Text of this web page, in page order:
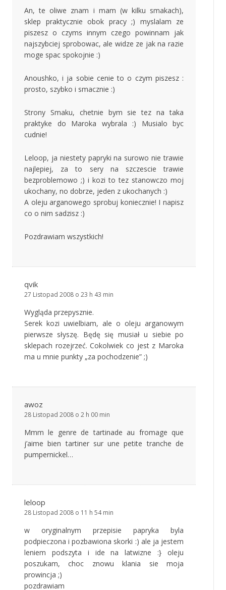
An, te oliwe znam i mam (w kilku smakach),
sklep praktycznie obok pracy ;) myslalam ze
piszesz o czyms innym czego powinnam jak
najszybciej sprobowac, ale widze ze jak na razie
moge spac spokojnie :)
Anoushko, i ja sobie cenie to o czym piszesz :
prosto, szybko i smacznie :)
Strony Smaku, chetnie bym sie tez na taka
praktyke do Maroka wybrala :) Musialo byc
cudnie!
Leloop, ja niestety papryki na surowo nie trawie
najlepiej, za to sery na szczescie trawie
bezproblemowo ;) i kozi to tez stanowczo moj
ukochany, no dobrze, jeden z ukochanych :)
A oleju arganowego sprobuj koniecznie! I napisz
co o nim sadzisz :)
Pozdrawiam wszystkich!
qvik
27 Listopad 2008 o 23 h 43 min
Wygląda przepysznie.
Serek kozi uwielbiam, ale o oleju arganowym
pierwsze słyszę. Będę się musiał u siebie po
sklepach rozejrzeć. Cokolwiek co jest z Maroka
ma u mnie punkty „za pochodzenie” ;)
awoz
28 Listopad 2008 o 2 h 00 min
Mmm le genre de tartinade au fromage que
j’aime bien tartiner sur une petite tranche de
pumpernickel…
leloop
28 Listopad 2008 o 11 h 54 min
w oryginalnym przepisie papryka byla
podpieczona i pozbawiona skorki :) ale ja jestem
leniem podszyta i ide na latwizne :} oleju
poszukam, choc znowu klania sie moja
prowincja ;)
pozdrawiam